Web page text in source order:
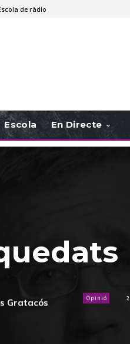
de ràdio
Escola En Directe
Gratacós Opinió